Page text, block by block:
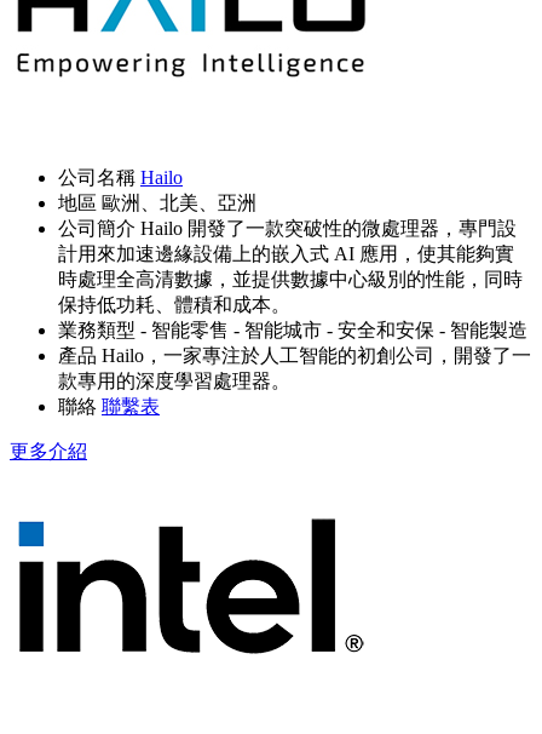
公司名稱 Hailo
地區 歐洲、北美、亞洲
公司簡介 Hailo 開發了一款突破性的微處理器，專門設
計用來加速邊緣設備上的嵌入式 AI 應用，使其能夠實
時處理全高清數據，並提供數據中心級別的性能，同時
保持低功耗、體積和成本。
業務類型 - 智能零售 - 智能城市 - 安全和安保 - 智能製造
產品 Hailo，一家專注於人工智能的初創公司，開發了一
款專用的深度學習處理器。
聯絡 聯繫表
更多介紹